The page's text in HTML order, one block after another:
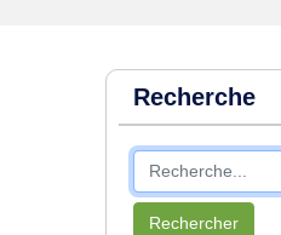
Recherche
Rechercher